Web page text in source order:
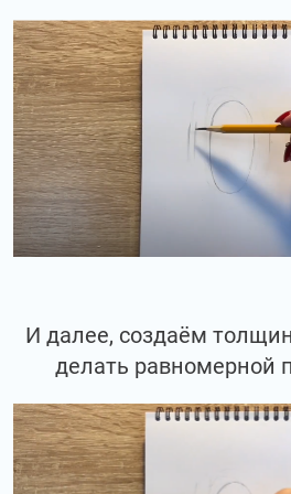
И далее, создаём
делать равномерной